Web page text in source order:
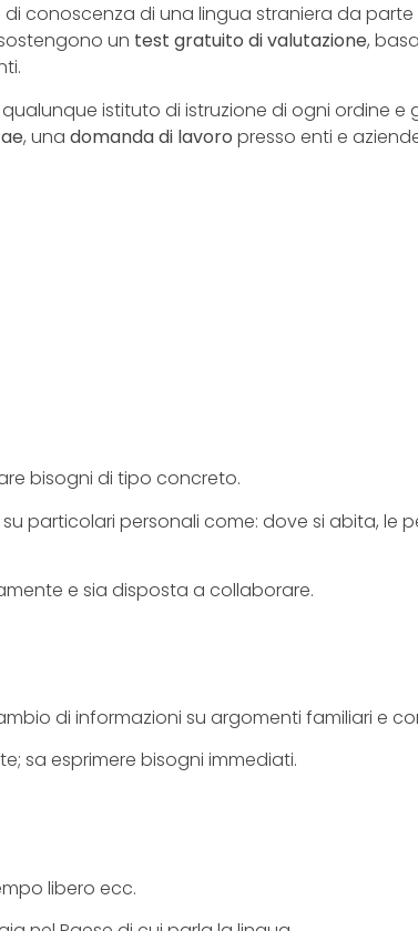
conoscenza di una lingua straniera da parte
un test gratuito di valutazione,
qualunque istituto di istruzione di ogni
, una domanda di lavoro presso enti e
bisogni di tipo concreto.
particolari personali come: dove si abita, le
e sia disposta a collaborare.
di informazioni su argomenti familiari e
sa esprimere bisogni immediati.
libero ecc.